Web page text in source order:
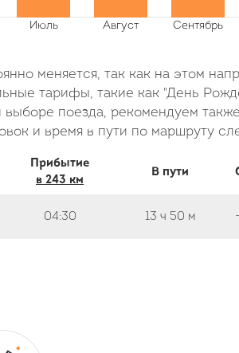
меняется, так как на этом
тарифы, такие как "День
поезда, рекомендуем
и время в пути по маршруту
Прибытие
в 243 км
В пути
04:30 13 ч 50 м